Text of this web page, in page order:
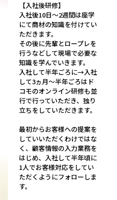
【入社後研修】
入社後10日～2週間は座学
にて商材の知識を付けてい
ただきます。
その後に先輩とロープレを
行うなどして現場で必要な
知識を学んでいきます。
入社して半年ごろに→入社
して3ヵ月～半年ごろはド
コモのオンライン研修も並
行で行っていただき、独り
立ちをしていただきます。
最初からお客様への提案を
していいただくわけではな
く、顧客情報の入力業務を
はじめ、入社して半年頃に
1人でお客様対応をしてい
ただくようにフォローしま
す。